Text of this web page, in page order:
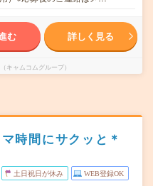
む 詳しく見る
キャムコムグループ）
時間にサクッと＊
土日祝日が休み WEB登録OK